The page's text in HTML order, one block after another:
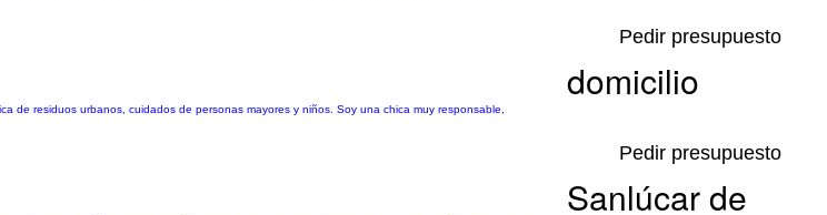
de residuos urbanos, cuidados de personas mayores y niños. Soy una chica muy responsable,
Pedir presupuesto
Pedir presupuesto
domicilio
Sanlúcar de